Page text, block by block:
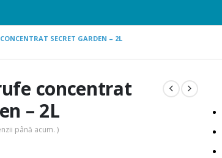
SECRET GARDEN – 2L
concentrat
– 2L
până acum. )